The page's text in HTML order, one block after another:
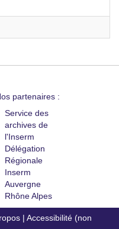
partenaires :
Service des
archives de
l'Inserm
Délégation
Régionale
Inserm
Auvergne
Rhône Alpes
| Accessibilité (non